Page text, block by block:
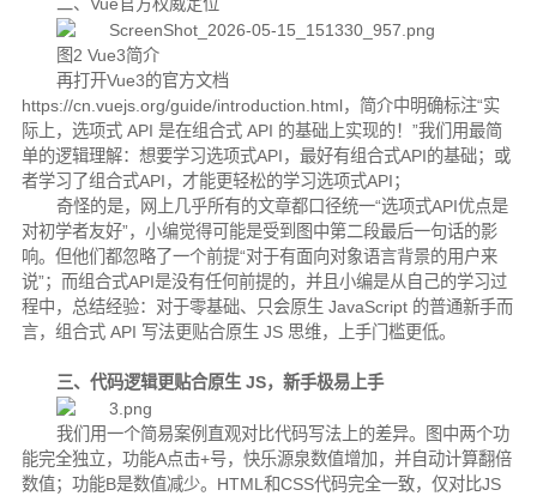
二、Vue官方权威定位
图2 Vue3简介
再打开Vue3的官方文档
https://cn.vuejs.org/guide/introduction.html，简介中明确标注“实
际上，选项式 API 是在组合式 API 的基础上实现的！”我们用最简
单的逻辑理解：想要学习选项式API，最好有组合式API的基础；或
者学习了组合式API，才能更轻松的学习选项式API；
奇怪的是，网上几乎所有的文章都口径统一“选项式API优点是
对初学者友好”，小编觉得可能是受到图中第二段最后一句话的影
响。但他们都忽略了一个前提“对于有面向对象语言背景的用户来
说”；而组合式API是没有任何前提的，并且小编是从自己的学习过
程中，总结经验：对于零基础、只会原生 JavaScript 的普通新手而
言，组合式 API 写法更贴合原生 JS 思维，上手门槛更低。
三、代码逻辑更贴合原生 JS，新手极易上手
我们用一个简易案例直观对比代码写法上的差异。图中两个功
能完全独立，功能A点击+号，快乐源泉数值增加，并自动计算翻倍
数值；功能B是数值减少。HTML和CSS代码完全一致，仅对比JS